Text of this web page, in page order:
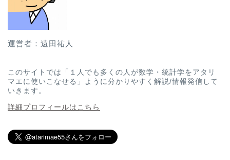
運営者：遠田祐人
このサイトでは「１人でも多くの人が数学・統計学をアタリ
マエに使いこなせる」ように分かりやすく解説/情報発信して
いきます。
詳細プロフィールはこちら